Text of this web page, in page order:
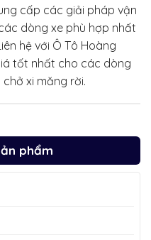
phẩm
cấp các giải pháp vận
dòng xe phù hợp nhất
hệ với Ô Tô Hoàng
tốt nhất cho các dòng
xi măng rời.